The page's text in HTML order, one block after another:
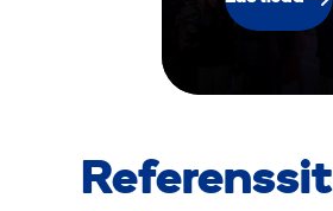
Referenssit